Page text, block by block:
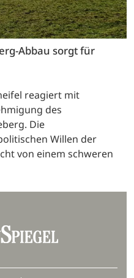
Abbau sorgt für
reagiert mit
des
Die
Willen der
von einem schweren